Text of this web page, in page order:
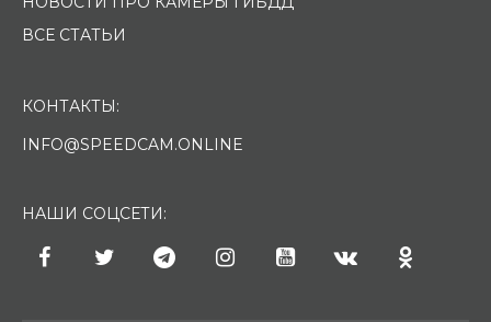
ВСЕ СТАТЬИ
КОНТАКТЫ:
INFO@SPEEDCAM.ONLINE
НАШИ СОЦСЕТИ: